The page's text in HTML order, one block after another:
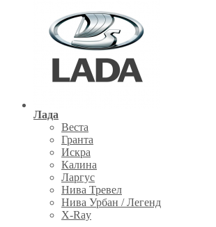
Лада
Веста
Гранта
Искра
Калина
Ларгус
Нива Тревел
Нива Урбан / Легенд
X-Ray